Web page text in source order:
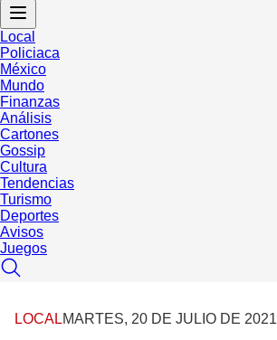
Local
Policiaca
México
Mundo
Finanzas
Análisis
Cartones
Gossip
Cultura
Tendencias
Turismo
Deportes
Avisos
Juegos
LOCALMARTES, 20 DE JULIO DE 2021